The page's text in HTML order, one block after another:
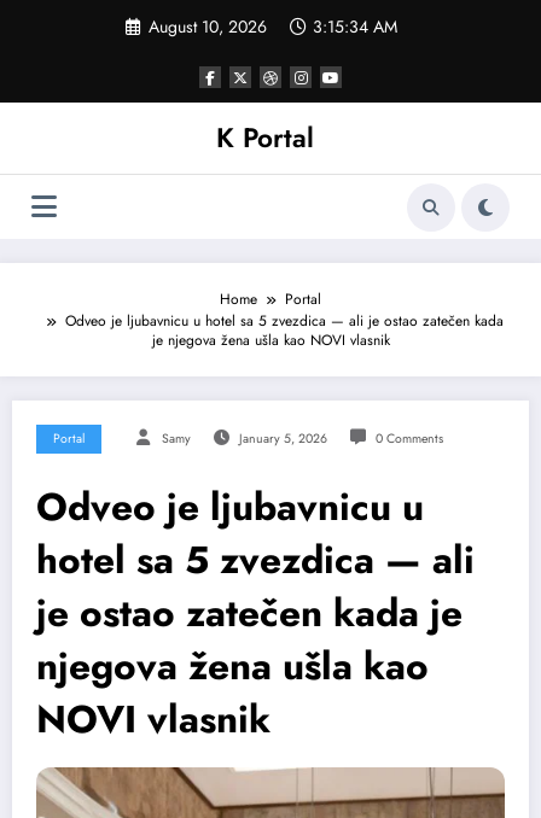
August 10, 2026 3:15:37 AM
K Portal
Home
Portal
Odveo je ljubavnicu u hotel sa 5 zvezdica — ali je ostao zatečen kada
je njegova žena ušla kao NOVI vlasnik
Portal Samy January 5, 2026 0 Comments
Odveo je ljubavnicu u
hotel sa 5 zvezdica — ali
je ostao zatečen kada je
njegova žena ušla kao
NOVI vlasnik